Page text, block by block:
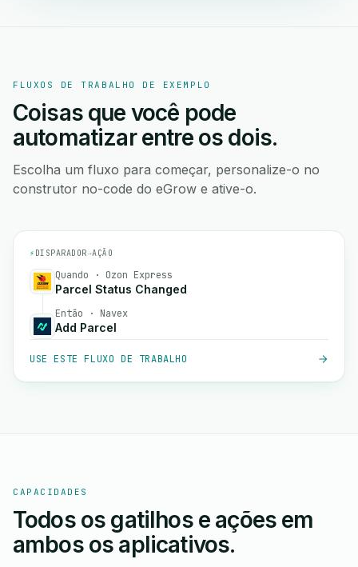
FLUXOS DE TRABALHO DE EXEMPLO
Coisas que você pode
automatizar entre os dois.
Escolha um fluxo para começar, personalize-o no
construtor no-code do eGrow e ative-o.
⚡ DISPARADOR→AÇÃO
Quando · Ozon Express
Parcel Status Changed
Então · Navex
Add Parcel
USE ESTE FLUXO DE TRABALHO
CAPACIDADES
Todos os gatilhos e ações em
ambos os aplicativos.